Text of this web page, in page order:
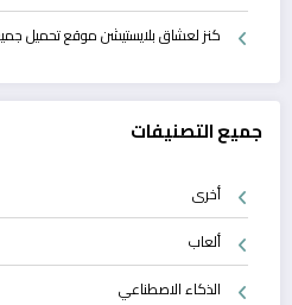
كنز لعشاق بلايستيشن موقع تحميل
جميع التصنيفات
أخرى
ألعاب
الذكاء الاصطناعي